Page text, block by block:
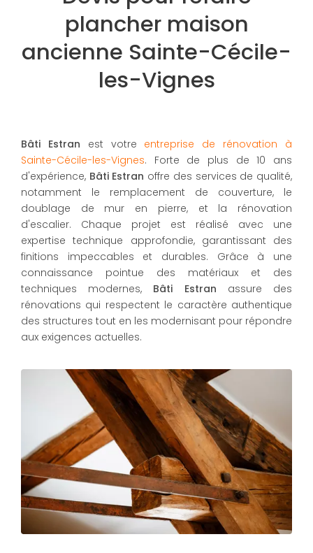
plancher maison
ancienne Sainte-Cécile-
les-Vignes
Bâti Estran est votre entreprise de rénovation à
Sainte-Cécile-les-Vignes. Forte de plus de 10 ans
d'expérience, Bâti Estran offre des services de qualité,
notamment le remplacement de couverture, le
doublage de mur en pierre, et la rénovation
d'escalier. Chaque projet est réalisé avec une
expertise technique approfondie, garantissant des
finitions impeccables et durables. Grâce à une
connaissance pointue des matériaux et des
techniques modernes, Bâti Estran assure des
rénovations qui respectent le caractère authentique
des structures tout en les modernisant pour répondre
aux exigences actuelles.